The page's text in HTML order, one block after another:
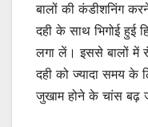
बालों की कंडीशनिंग
दही के साथ भिगोई हुई
लगा लें। इससे बालों में
दही को ज्यादा समय के
जुखाम होने के चांस बढ़